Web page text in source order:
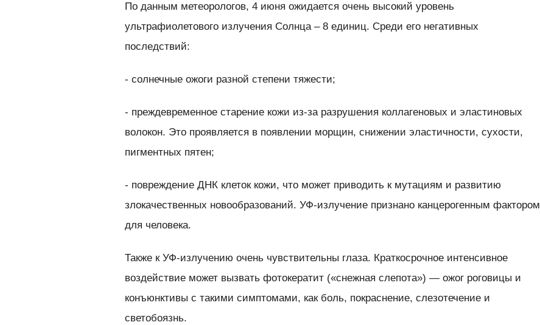
По данным метеорологов, 4 июня ожидается очень высокий уровень
ультрафиолетового излучения Солнца – 8 единиц. Среди его негативных
последствий:
- солнечные ожоги разной степени тяжести;
- преждевременное старение кожи из-за разрушения коллагеновых и эластиновых
волокон. Это проявляется в появлении морщин, снижении эластичности, сухости,
пигментных пятен;
- повреждение ДНК клеток кожи, что может приводить к мутациям и развитию
злокачественных новообразований. УФ-излучение признано канцерогенным фактором
для человека.
Также к УФ-излучению очень чувствительны глаза. Краткосрочное интенсивное
воздействие может вызвать фотокератит («снежная слепота») — ожог роговицы и
конъюнктивы с такими симптомами, как боль, покраснение, слезотечение и
светобоязнь.